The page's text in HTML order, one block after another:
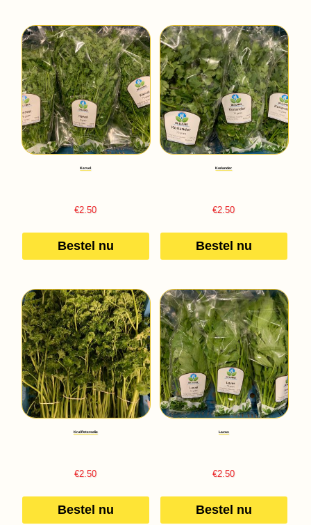
Kervel
€2.50
Bestel nu
Koriander
€2.50
Bestel nu
Krul Peterselie
€2.50
Bestel nu
Lavas
€2.50
Bestel nu